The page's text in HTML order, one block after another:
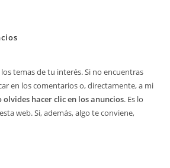
temas de tu interés. Si no encuentras
en los comentarios o, directamente, a mi
olvides hacer clic en los anuncios. Es lo
web. Si, además, algo te conviene,